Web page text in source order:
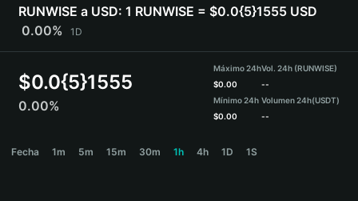
Bahasa Indonesia
ภาษาไทย
हिन्दी
Español
Português (Brasil)
RUNWISE a USD: 1 RUNWISE = $0.0{5}1555 USD
0.00%
1D
$0.0{5}1555
0.00%
Máximo 24h
$0.00
Mínimo 24h
$0.00
Vol. 24h (RUNWISE)
--
Volumen 24h(USDT)
--
Fecha 1m 5m 15m 30m 1h 4h 1D 1S